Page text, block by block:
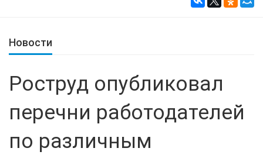
Новости
Роструд опубликовал
перечни работодателей
по различным